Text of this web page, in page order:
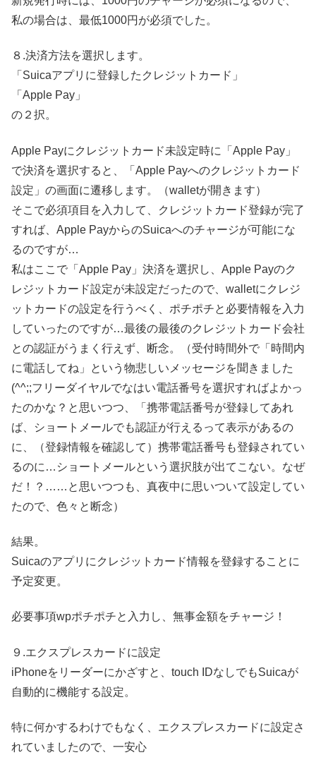
私の場合は、最低1000円が必須でした。
８.決済方法を選択します。
「Suicaアプリに登録したクレジットカード」
「Apple Pay」
の２択。
Apple Payにクレジットカード未設定時に「Apple Pay」
で決済を選択すると、「Apple Payへのクレジットカード
設定」の画面に遷移します。（walletが開きます）
そこで必須項目を入力して、クレジットカード登録が完了
すれば、Apple PayからのSuicaへのチャージが可能にな
るのですが…
私はここで「Apple Pay」決済を選択し、Apple Payのク
レジットカード設定が未設定だったので、walletにクレジ
ットカードの設定を行うべく、ポチポチと必要情報を入力
していったのですが…最後の最後のクレジットカード会社
との認証がうまく行えず、断念。（受付時間外で「時間内
に電話してね」という物悲しいメッセージを聞きました
(^^;;フリーダイヤルでなはい電話番号を選択すればよかっ
たのかな？と思いつつ、「携帯電話番号が登録してあれ
ば、ショートメールでも認証が行えるって表示があるの
に、（登録情報を確認して）携帯電話番号も登録されてい
るのに…ショートメールという選択肢が出てこない。なぜ
だ！？……と思いつつも、真夜中に思いついて設定してい
たので、色々と断念）
結果。
Suicaのアプリにクレジットカード情報を登録することに
予定変更。
必要事項wpポチポチと入力し、無事金額をチャージ！
９.エクスプレスカードに設定
iPhoneをリーダーにかざすと、touch IDなしでもSuicaが
自動的に機能する設定。
特に何かするわけでもなく、エクスプレスカードに設定さ
れていましたので、一安心